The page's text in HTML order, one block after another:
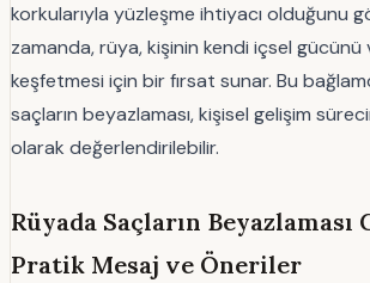
korkularıyla yüzleşme ihtiyacı olduğunu
zamanda, rüya, kişinin kendi içsel gücünü
keşfetmesi için bir fırsat sunar. Bu
saçların beyazlaması, kişisel gelişim
olarak değerlendirilebilir.
Rüyada Saçların Beyazlaması
Pratik Mesaj ve Öneriler